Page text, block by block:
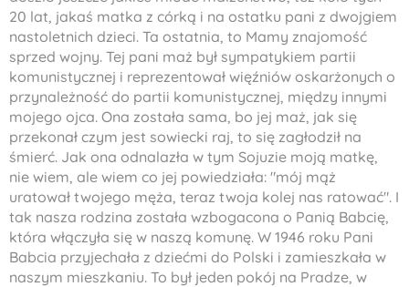
20 lat, jakaś matka z córką i na ostatku pani z dwojgiem
nastoletnich dzieci. Ta ostatnia, to Mamy znajomość
sprzed wojny. Tej pani maż był sympatykiem partii
komunistycznej i reprezentował więźniów oskarżonych o
przynależność do partii komunistycznej, między innymi
mojego ojca. Ona została sama, bo jej maż, jak się
przekonał czym jest sowiecki raj, to się zagłodził na
śmierć. Jak ona odnalazła w tym Sojuzie moją matkę,
nie wiem, ale wiem co jej powiedziała: "mój mąż
uratował twojego męża, teraz twoja kolej nas ratować". I
tak nasza rodzina została wzbogacona o Panią Babcię,
która włączyła się w naszą komunę. W 1946 roku Pani
Babcia przyjechała z dziećmi do Polski i zamieszkała w
naszym mieszkaniu. To był jeden pokój na Pradze, w